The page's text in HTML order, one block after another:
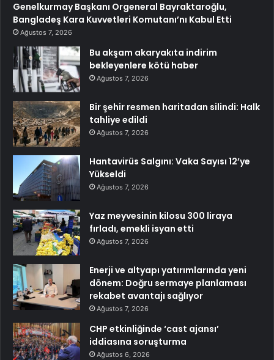
Genelkurmay Başkanı Orgeneral Bayraktaroğlu,
Bangladeş Kara Kuvvetleri Komutanı’nı Kabul Etti
Ağustos 7, 2026
Bu akşam akaryakıta indirim
bekleyenlere kötü haber
Ağustos 7, 2026
Bir şehir resmen haritadan silindi: Halk
tahliye edildi
Ağustos 7, 2026
Hantavirüs Salgını: Vaka Sayısı 12’ye
Yükseldi
Ağustos 7, 2026
Yaz meyvesinin kilosu 300 liraya
fırladı, emekli isyan etti
Ağustos 7, 2026
Enerji ve altyapı yatırımlarında yeni
dönem: Doğru sermaye planlaması
rekabet avantajı sağlıyor
Ağustos 7, 2026
CHP etkinliğinde ‘cast ajansı’
iddiasına soruşturma
Ağustos 6, 2026